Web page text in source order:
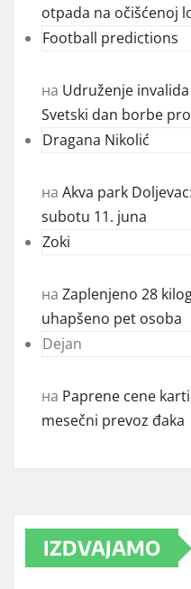
otpada na očišćenoj
Football predictions
на Udruženje
Svetski dan borbe
Dragana Nikolić
на Akva park
subotu 11. juna
Zoki
на Zaplenjeno 28
uhapšeno pet osoba
Dejan
на Paprene cene
mesečni prevoz đaka
IZDVAJAMO